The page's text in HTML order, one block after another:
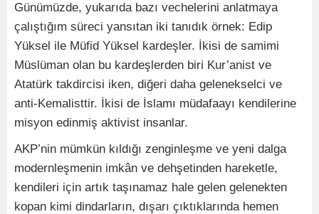
Günümüzde, yukarıda bazı vechelerini anlatmaya
çalıştığım süreci yansıtan iki tanıdık örnek: Edip
Yüksel ile Müfid Yüksel kardeşler. İkisi de samimi
Müslüman olan bu kardeşlerden biri Kur’anist ve
Atatürk takdircisi iken, diğeri daha gelenekselci ve
anti-Kemalisttir. İkisi de İslamı müdafaayı kendilerine
misyon edinmiş aktivist insanlar.
AKP’nin mümkün kıldığı zenginleşme ve yeni dalga
modernleşmenin imkân ve dehşetinden hareketle,
kendileri için artık taşınamaz hale gelen gelenekten
kopan kimi dindarların, dışarı çıktıklarında hemen